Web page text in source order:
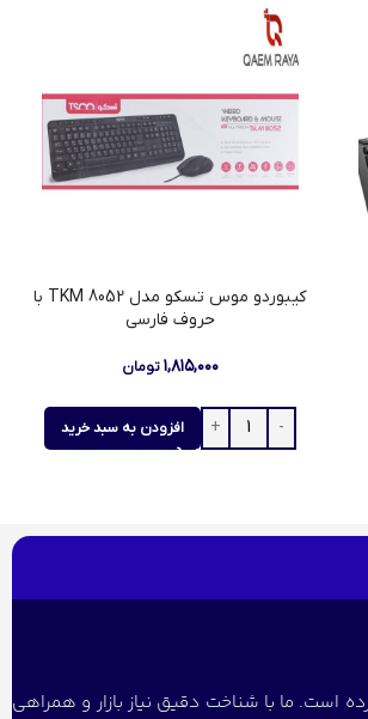
کیبوردو موس تسکو مدل TKM 8052 با
حروف فارسی
۱,۸۱۵,۰۰۰تومان
افزودن به سبد خرید
است. ما با شناخت دقیق نیاز بازار و همراهی